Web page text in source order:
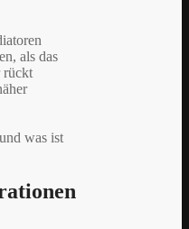
als das
rückt
was ist